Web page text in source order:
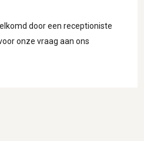
door een receptioniste
onze vraag aan ons